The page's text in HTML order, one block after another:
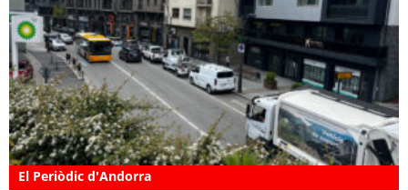
El Periòdic d'Andorra